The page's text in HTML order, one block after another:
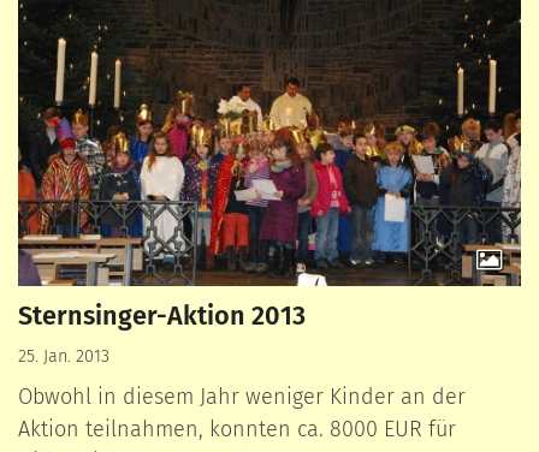
Sternsinger-Aktion 2013
25. Jan. 2013
Obwohl in diesem Jahr weniger Kinder an der
Aktion teilnahmen, konnten ca. 8000 EUR für